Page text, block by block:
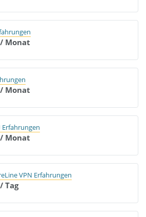
Monat
Monat
Monat
VPN Erfahrungen
Tag